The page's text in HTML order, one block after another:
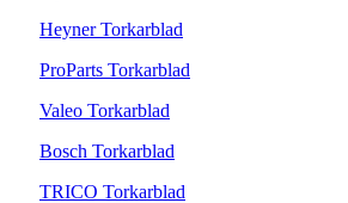
Heyner Torkarblad
ProParts Torkarblad
Valeo Torkarblad
Bosch Torkarblad
TRICO Torkarblad